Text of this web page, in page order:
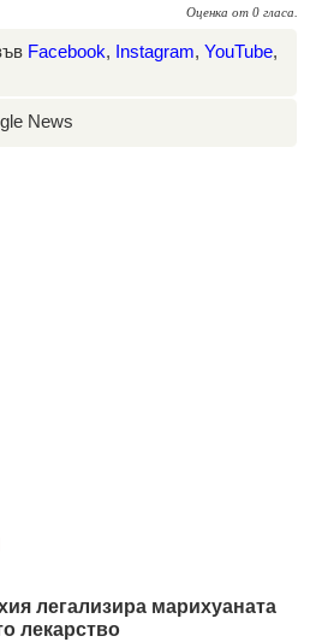
Оценка от 0 гласа.
Facebook, Instagram, YouTube,
News
легализира марихуаната
лекарство